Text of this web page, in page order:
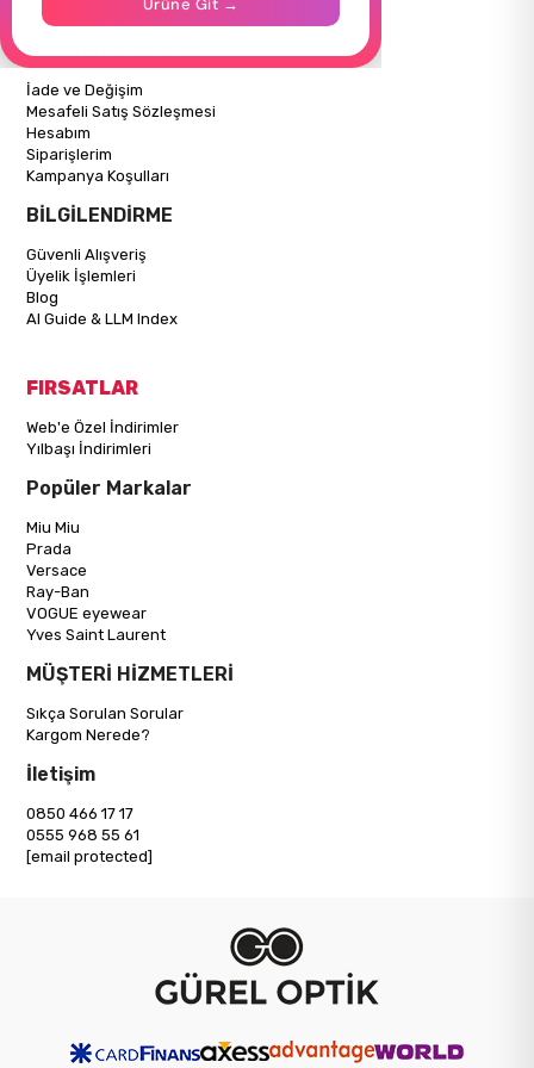
ALIŞVERİŞ BİLGİLERİ
İade ve Değişim
Mesafeli Satış Sözleşmesi
Hesabım
Siparişlerim
Kampanya Koşulları
BİLGİLENDİRME
Güvenli Alışveriş
Üyelik İşlemleri
Blog
AI Guide & LLM Index
FIRSATLAR
Web'e Özel İndirimler
Yılbaşı İndirimleri
Popüler Markalar
Miu Miu
Prada
Versace
Ray-Ban
VOGUE eyewear
Yves Saint Laurent
MÜŞTERİ HİZMETLERİ
Sıkça Sorulan Sorular
Kargom Nerede?
İletişim
0850 466 17 17
0555 968 55 61
[email protected]
Ürüne Git →